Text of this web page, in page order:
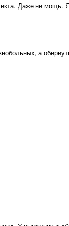
Даже не мощь.
а